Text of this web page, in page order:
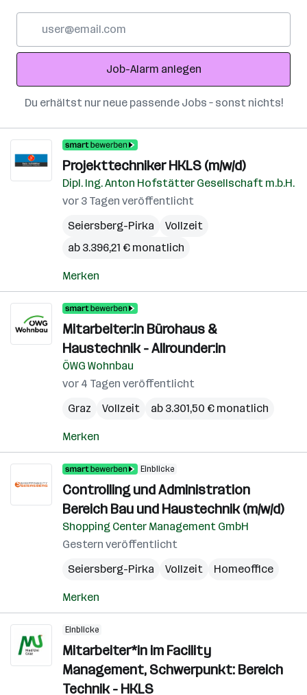
Adresse
Job-Alarm anlegen
Du erhältst nur neue passende Jobs – sonst nichts!
Projekttechniker HKLS (m/w/d)
Dipl. Ing. Anton Hofstätter Gesellschaft m.b.H.
vor 3 Tagen veröffentlicht
Seiersberg-Pirka
Vollzeit
ab 3.396,21 € monatlich
Merken
Mitarbeiter:in Bürohaus &
Haustechnik - Allrounder:in
ÖWG Wohnbau
vor 4 Tagen veröffentlicht
Graz
Vollzeit ab 3.301,50 € monatlich
Merken
Einblicke
Controlling und Administration
Bereich Bau und Haustechnik (m/w/d)
Shopping Center Management GmbH
Gestern veröffentlicht
Seiersberg-Pirka
Vollzeit Homeoffice
Merken
Einblicke
Mitarbeiter*in im Facility
Management, Schwerpunkt: Bereich
Technik - HKLS